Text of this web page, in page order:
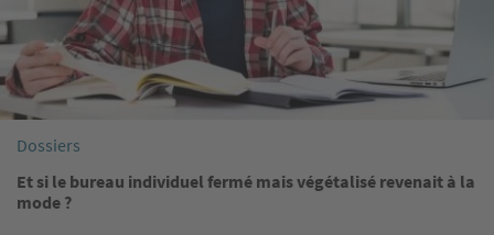
Dossiers
Et si le bureau individuel fermé mais végétalisé revenait à la
mode ?